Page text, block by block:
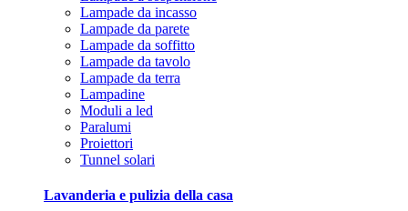
Lampade da incasso
Lampade da parete
Lampade da soffitto
Lampade da tavolo
Lampade da terra
Lampadine
Moduli a led
Paralumi
Proiettori
Tunnel solari
Lavanderia e pulizia della casa